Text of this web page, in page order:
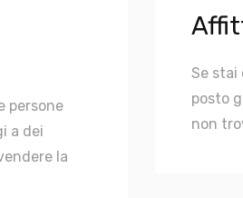
persone
a dei
la
Se stai
posto
non